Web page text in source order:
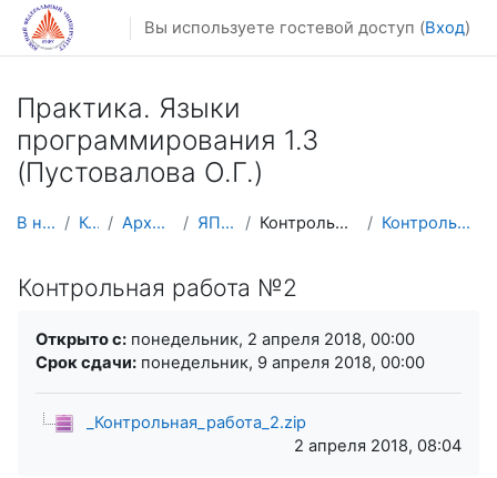
Перейти к основному содержанию
Вы используете гостевой доступ (Вход)
Практика. Языки
программирования 1.3
(Пустовалова О.Г.)
В начало Курсы Архив курсов ЯПП (С++) Контрольная работа №2 Контрольная работа №2
Контрольная работа №2
Открыто с: понедельник, 2 апреля 2018, 00:00
Срок сдачи: понедельник, 9 апреля 2018, 00:00
_Контрольная_работа_2.zip
2 апреля 2018, 08:04